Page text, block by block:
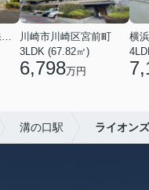
川崎市川崎区宮前町
3LDK (67.82㎡)
6,798万円
溝の口駅 ライオン